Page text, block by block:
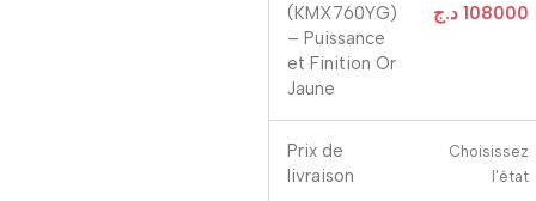
(KMX760YG)
– Puissance
et Finition Or
Jaune
108000 د.ج
Prix ​​de
livraison
Choisissez
l'état